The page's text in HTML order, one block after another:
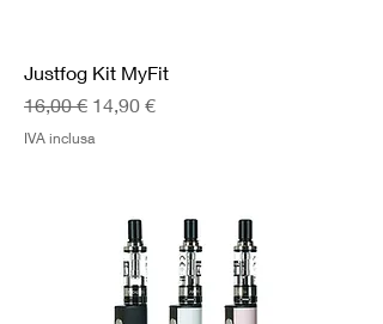
Justfog Kit MyFit
Prezzo regolare
16,00 € Prezzo scontato
14,90 €
IVA inclusa